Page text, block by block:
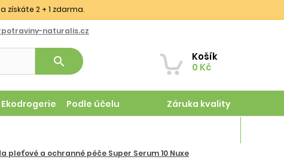
získáte 2 + 1 zdarma.
naturalis.cz
Košík
0 Kč
search
Ekodrogerie Podle účelu Záruka kvality
pleťové a ochranné péče Super Serum 10 Nuxe